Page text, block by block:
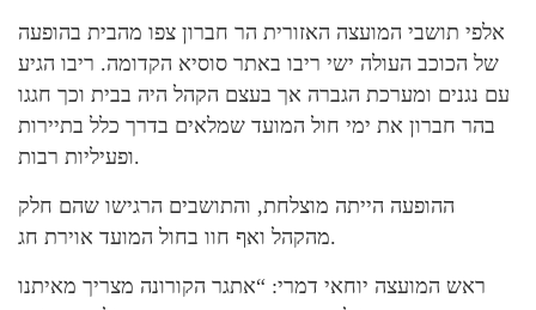
אלפי תושבי המועצה האזורית הר חברון צפו מהבית בהופעה
של הכוכב העולה ישי ריבו באתר סוסיא הקדומה. ריבו הגיע
עם נגנים ומערכת הגברה אך בעצם הקהל היה בבית וכך חגגו
בהר חברון את ימי חול המועד שמלאים בדרך כלל בתיירות
ופעיליות רבות.
ההופעה הייתה מוצלחת, והתושבים הרגישו שהם חלק
מהקהל ואף חוו בחול המועד אוירת חג.
ראש המועצה יוחאי דמרי: “אתגר הקורונה מצריך מאיתנו